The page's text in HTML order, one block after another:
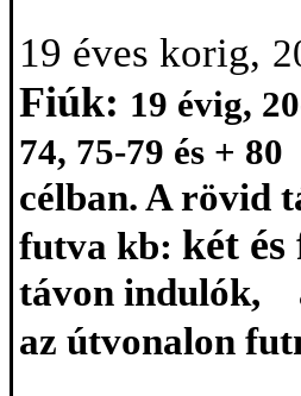
19 éves korig,
Fiúk: 19 évig,
74, 75-79 és + 80
célban. Arövid
futva kb: két és
távon indulók,
az útvonalon